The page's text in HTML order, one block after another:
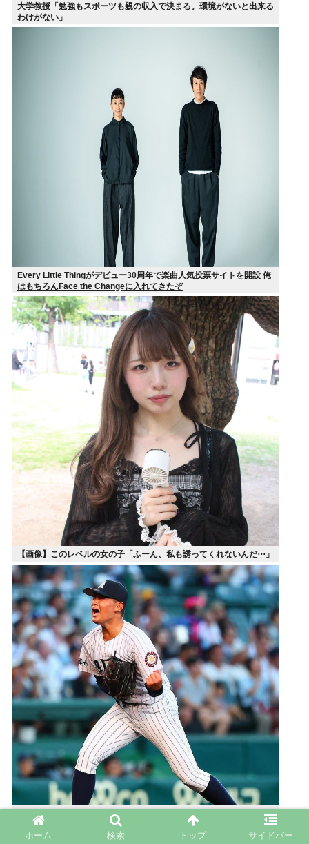
大学教授「勉強もスポーツも親の収入で決まる。環境がないと出来る
わけがない」
Every Little Thingがデビュー30周年で楽曲人気投票サイトを開設 俺
はもちろんFace the Changeに入れてきたぞ
【画像】このレベルの女の子「ふーん、私も誘ってくれないんだ⋯」
【大甲子園】被災地熊本県が涙 初出場の熊本代表有明高校、京都立
命館に9回裏2アウトから逆転勝利
ホーム 検索 トップ サイドバー